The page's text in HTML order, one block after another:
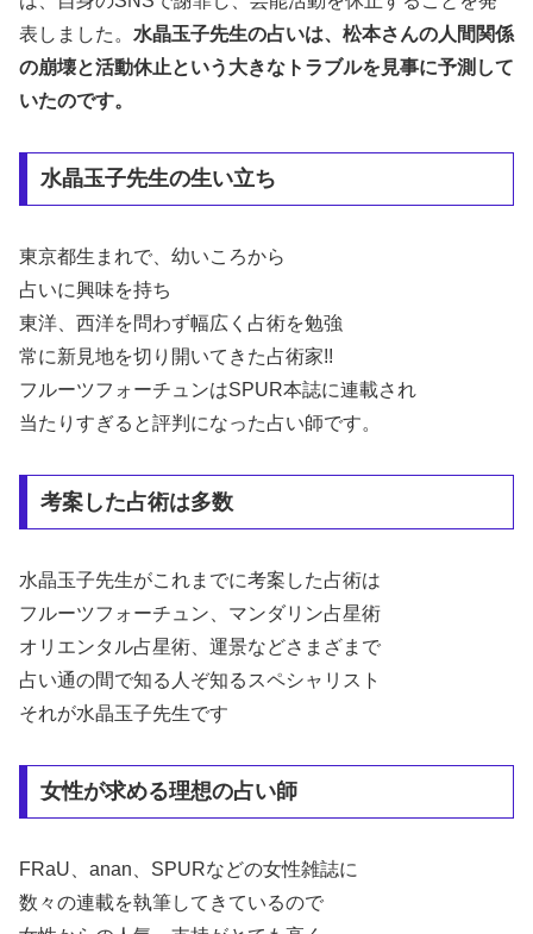
表しました。 水晶玉子先生の占いは、松本さんの人間関係
の崩壊と活動休止という大きなトラブルを見事に予測して
いたのです。
水晶玉子先生の生い立ち
東京都生まれで、幼いころから
占いに興味を持ち
東洋、西洋を問わず幅広く占術を勉強
常に新見地を切り開いてきた占術家!!
フルーツフォーチュンはSPUR本誌に連載され
当たりすぎると評判になった占い師です。
考案した占術は多数
水晶玉子先生がこれまでに考案した占術は
フルーツフォーチュン、マンダリン占星術
オリエンタル占星術、運景などさまざまで
占い通の間で知る人ぞ知るスペシャリスト
それが水晶玉子先生です
女性が求める理想の占い師
FRaU、anan、SPURなどの女性雑誌に
数々の連載を執筆してきているので